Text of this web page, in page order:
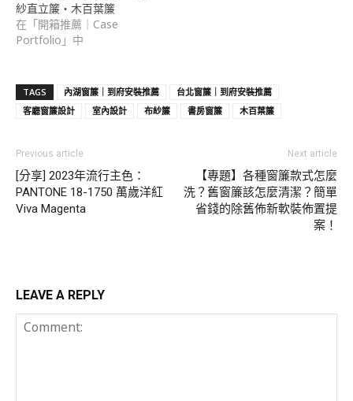
紗直立簾・木百葉簾
在「開箱推薦｜Case
Portfolio」中
TAGS 內湖窗簾｜到府安裝推薦
台北窗簾｜到府安裝推薦
客廳窗簾設計
室內設計 布紗簾 書房窗簾 木百葉簾
Previous article
[分享] 2023年流行主色：
PANTONE 18-1750 萬歲洋紅
Viva Magenta
Next article
【專題】各種窗簾款式怎麼
洗？舊窗簾該怎麼清潔？簡單
省錢的除舊佈新軟裝佈置提
案！
LEAVE A REPLY